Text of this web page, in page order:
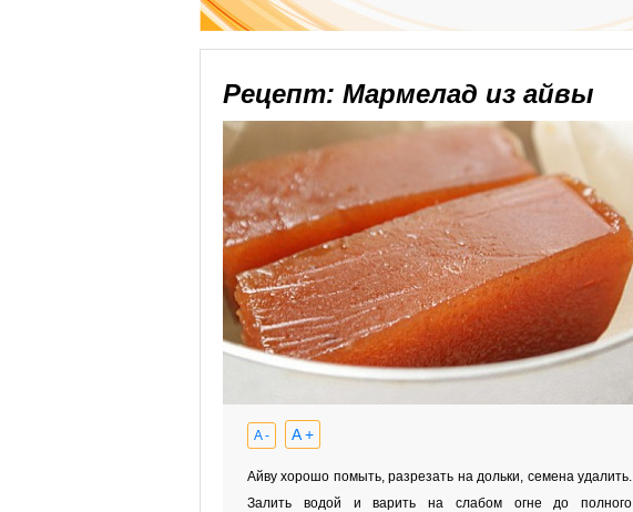
Рецепт: Мармелад из айвы
A - A +
Айву хорошо помыть, разрезать на дольки, семена удалить.
Залить водой и варить на слабом огне до полного